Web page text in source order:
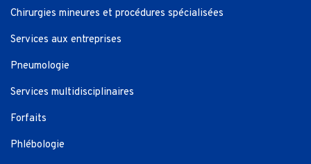
Chirurgies mineures et procédures spécialisées
Services aux entreprises
Pneumologie
Services multidisciplinaires
Forfaits
Phlébologie